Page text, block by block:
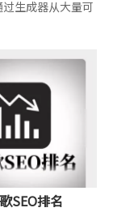
生成器从大量可
SEO排名